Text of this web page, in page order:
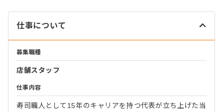
仕事について
募集職種
店舗スタッフ
仕事内容
寿司職人として15年のキャリアを持つ代表が立ち上げた当